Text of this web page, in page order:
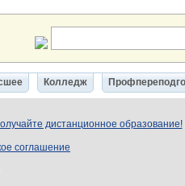
Колледж
дистанционное образование!
соглашение